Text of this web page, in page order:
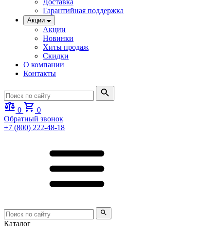
Доставка
Гарантийная поддержка
Акции
Акции
Новинки
Хиты продаж
Скидки
О компании
Контакты
0
0
Обратный звонок
+7 (800) 222-48-18
Каталог